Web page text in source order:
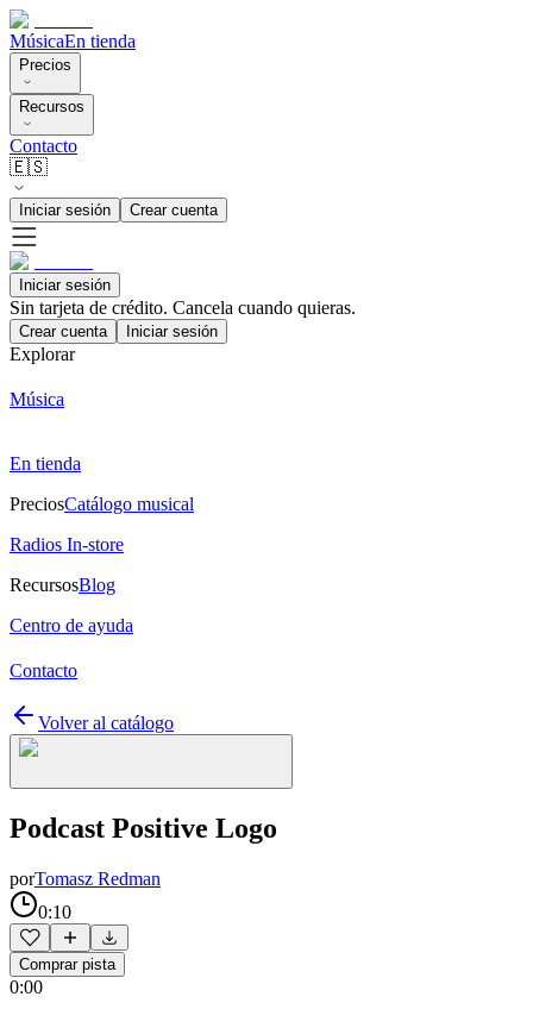
MúsicaEn tienda
Precios
Recursos
Contacto
🇪🇸
Iniciar sesión Crear cuenta
Iniciar sesión
Sin tarjeta de crédito. Cancela cuando quieras.
Crear cuenta Iniciar sesión
Explorar
Música
En tienda
PreciosCatálogo musical
Radios In-store
RecursosBlog
Centro de ayuda
Contacto
Volver al catálogo
Podcast Positive Logo
porTomasz Redman
0:10
Comprar pista
0:00